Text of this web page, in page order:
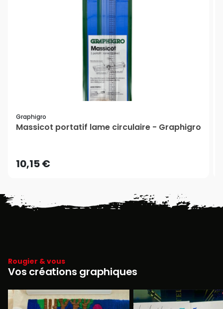
Graphigro
Massicot portatif lame circulaire - Graphigro
10,15 €
Rougier & vous
Vos créations graphiques